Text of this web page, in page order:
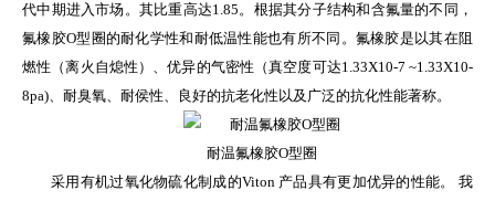
代中期进入市场。其比重高达1.85。根据其分子结构和含氟量的不同，
氟橡胶O型圈的耐化学性和耐低温性能也有所不同。氟橡胶是以其在阻
燃性（离火自熄性）、优异的气密性（真空度可达1.33X10-7 ~1.33X10-
8pa)、耐臭氧、耐侯性、良好的抗老化性以及广泛的抗化性能著称。
耐温氟橡胶O型圈
采用有机过氧化物硫化制成的Viton 产品具有更加优异的性能。 我